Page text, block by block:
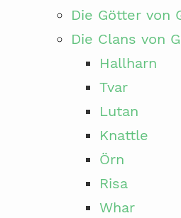
Die Götter von
Die Clans von
Hallharn
Tvar
Lutan
Knattle
Örn
Risa
Whar